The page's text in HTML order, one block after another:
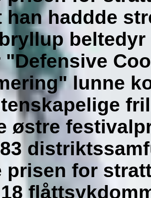
han haddde
"Defensive
lunne
østre
for